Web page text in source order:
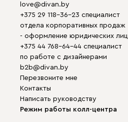
love@divan.by
+375 29 118-36-23 специалист
отдела корпоративных продаж
- оформление юридических лиц
+375 44 768-64-44 специалист
по работе с дизайнерами
b2b@divan.by
Перезвоните мне
Контакты
Написать руководству
Режим работы колл-центра